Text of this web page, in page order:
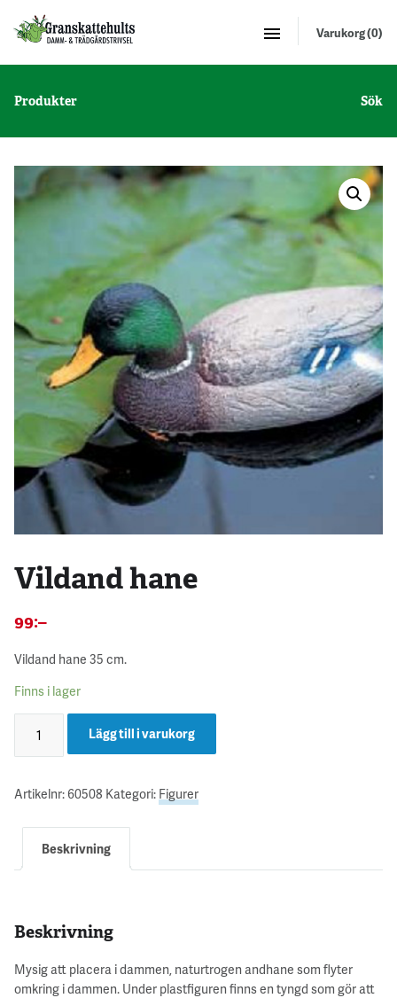
Varukorg (0)
Produkter Sök
Vildand hane
99:–
Vildand hane 35 cm.
Finns i lager
Lägg till i varukorg
Artikelnr:60508 Kategori: Figurer
Beskrivning
Beskrivning
Mysig att placera i dammen, naturtrogen andhane som flyter
omkring i dammen. Under plastfiguren finns en tyngd som gör att